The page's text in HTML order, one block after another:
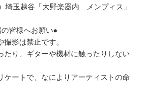
埼玉越谷「大野楽器内 メンプィス」
皆様へお願い●
影は禁止です。
たり、ギターや機材に触ったりしない
ケートで、なによりアーティストの命